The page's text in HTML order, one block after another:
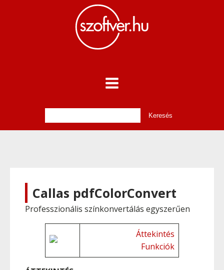
Callas pdfColorConvert
Professzionális színkonvertálás egyszerűen
Áttekintés
Funkciók